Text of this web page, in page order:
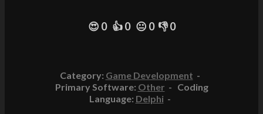
😍 0 👍 0 😐 0 👎 0
Category: Game Development -
Primary Software: Other - Coding
Language: Delphi -